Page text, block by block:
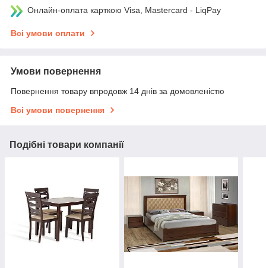
Онлайн-оплата карткою Visa, Mastercard - LiqPay
Всі умови оплати
Умови повернення
Повернення товару впродовж 14 днів за домовленістю
Всі умови повернення
Подібні товари компанії